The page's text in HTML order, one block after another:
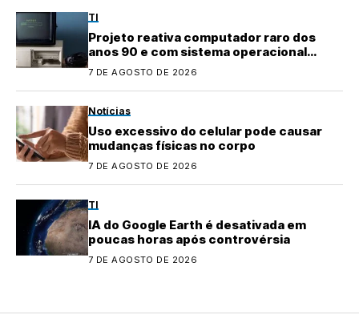
TI
Projeto reativa computador raro dos
anos 90 e com sistema operacional
quase perdido
7 DE AGOSTO DE 2026
Notícias
Uso excessivo do celular pode causar
mudanças físicas no corpo
7 DE AGOSTO DE 2026
TI
IA do Google Earth é desativada em
poucas horas após controvérsia
7 DE AGOSTO DE 2026